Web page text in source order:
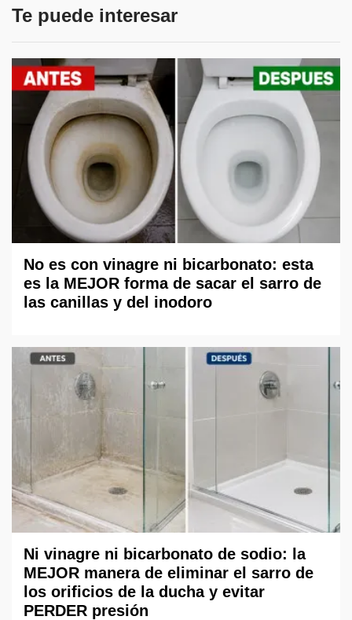
Te puede interesar
No es con vinagre ni bicarbonato: esta
es la MEJOR forma de sacar el sarro de
las canillas y del inodoro
Ni vinagre ni bicarbonato de sodio: la
MEJOR manera de eliminar el sarro de
los orificios de la ducha y evitar
PERDER presión